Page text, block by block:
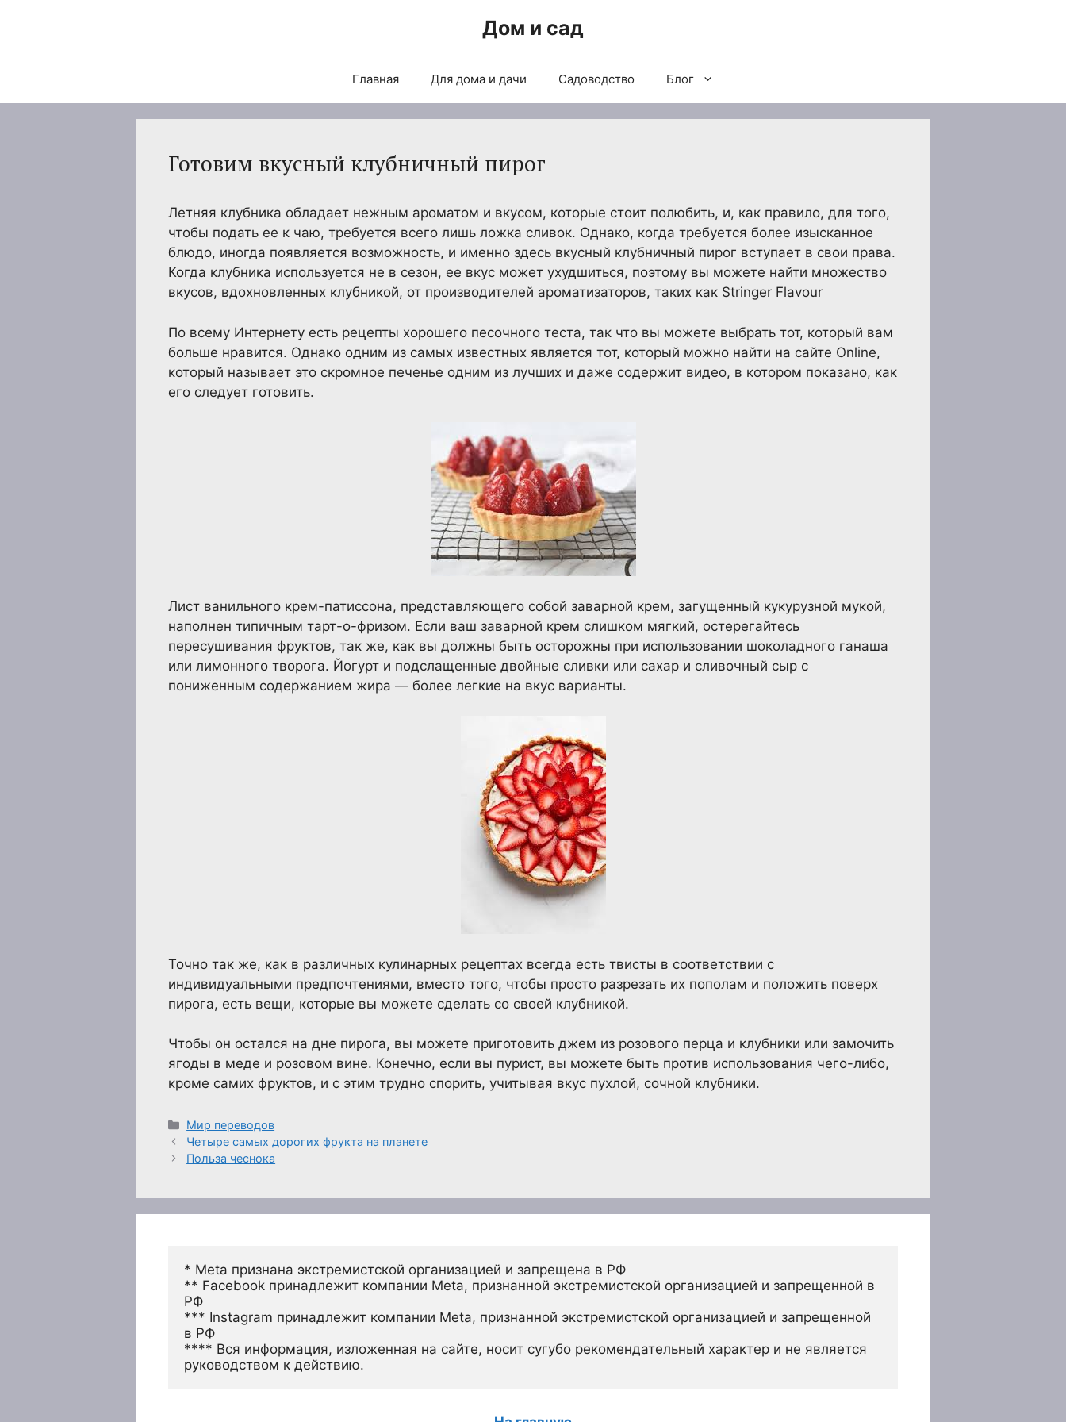
Дом и сад
Главная Для дома и дачи Садоводство Блог
Готовим вкусный клубничный пирог
Летняя клубника обладает нежным ароматом и вкусом, которые стоит полюбить, и, как правило, для того,
чтобы подать ее к чаю, требуется всего лишь ложка сливок. Однако, когда требуется более изысканное
блюдо, иногда появляется возможность, и именно здесь вкусный клубничный пирог вступает в свои права.
Когда клубника используется не в сезон, ее вкус может ухудшиться, поэтому вы можете найти множество
вкусов, вдохновленных клубникой, от производителей ароматизаторов, таких как Stringer Flavour
По всему Интернету есть рецепты хорошего песочного теста, так что вы можете выбрать тот, который вам
больше нравится. Однако одним из самых известных является тот, который можно найти на сайте Online,
который называет это скромное печенье одним из лучших и даже содержит видео, в котором показано, как
его следует готовить.
Лист ванильного крем-патиссона, представляющего собой заварной крем, загущенный кукурузной мукой,
наполнен типичным тарт-о-фризом. Если ваш заварной крем слишком мягкий, остерегайтесь
пересушивания фруктов, так же, как вы должны быть осторожны при использовании шоколадного ганаша
или лимонного творога. Йогурт и подслащенные двойные сливки или сахар и сливочный сыр с
пониженным содержанием жира — более легкие на вкус варианты.
Точно так же, как в различных кулинарных рецептах всегда есть твисты в соответствии с
индивидуальными предпочтениями, вместо того, чтобы просто разрезать их пополам и положить поверх
пирога, есть вещи, которые вы можете сделать со своей клубникой.
Чтобы он остался на дне пирога, вы можете приготовить джем из розового перца и клубники или замочить
ягоды в меде и розовом вине. Конечно, если вы пурист, вы можете быть против использования чего-либо,
кроме самих фруктов, и с этим трудно спорить, учитывая вкус пухлой, сочной клубники.
Рубрики
Мир переводов
Четыре самых дорогих фрукта на планете
Польза чеснока
* Meta признана экстремистской организацией и запрещена в РФ
** Facebook принадлежит компании Meta, признанной экстремистской организацией и запрещенной в
РФ
*** Instagram принадлежит компании Meta, признанной экстремистской организацией и запрещенной
в РФ
**** Вся информация, изложенная на сайте, носит сугубо рекомендательный характер и не является
руководством к действию.